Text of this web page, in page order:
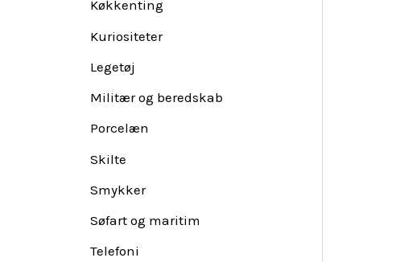
Køkkenting
Kuriositeter
Legetøj
Militær og beredskab
Porcelæn
Skilte
Smykker
Søfart og maritim
Telefoni